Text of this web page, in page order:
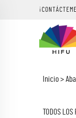
Inicio >
TODOS LOS